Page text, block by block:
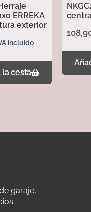
ERREKA
exterior
incluido
la cesta
garaje,